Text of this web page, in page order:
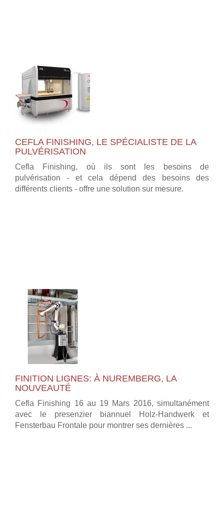
CEFLA FINISHING, LE SPÉCIALISTE DE LA
PULVÉRISATION
Cefla Finishing, où ils sont les besoins de
pulvérisation - et cela dépend des besoins des
différents clients - offre une solution sur mesure.
FINITION LIGNES: À NUREMBERG, LA
NOUVEAUTÉ
Cefla Finishing 16 au 19 Mars 2016, simultanément
avec le presenzier biannuel Holz-Handwerk et
Fensterbau Frontale pour montrer ses dernières ...